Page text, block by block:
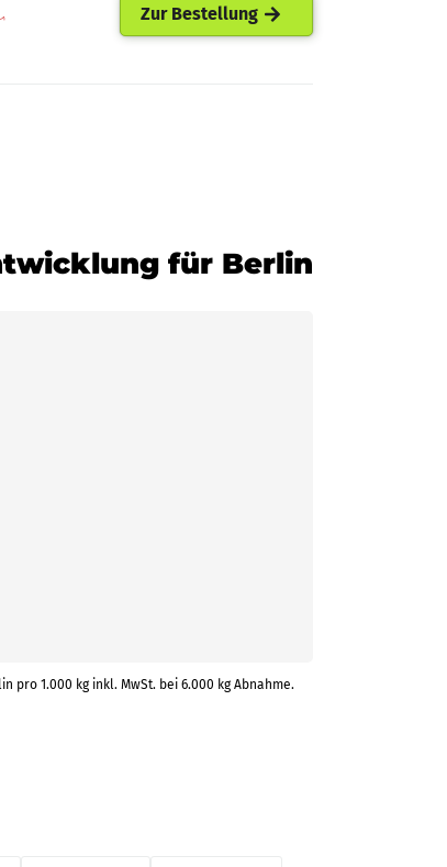
Zur Bestellung
für Berlin
pro 1.000 kg inkl. MwSt. bei 6.000 kg Abnahme.